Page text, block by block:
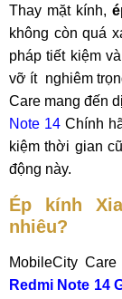
Thay mặt kính,
không còn quá
pháp tiết kiệm
vỡ ít nghiêm
Care mang đến
Note 14 Chính
kiệm thời gian
động này.
Ép kính
nhiêu?
MobileCity
Redmi Note 14